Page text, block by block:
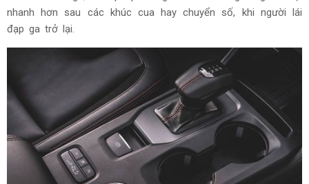
nhanh hơn sau các khúc cua hay chuyển số, khi người lái
đạp ga trở lại.